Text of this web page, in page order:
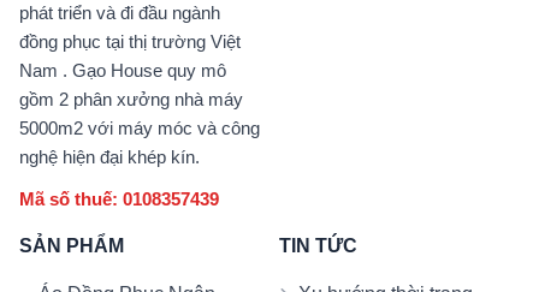
phát triển và đi đầu ngành
đồng phục tại thị trường Việt
Nam . Gạo House quy mô
gồm 2 phân xưởng nhà máy
5000m2 với máy móc và công
nghệ hiện đại khép kín.
Mã số thuế: 0108357439
SẢN PHẨM TIN TỨC